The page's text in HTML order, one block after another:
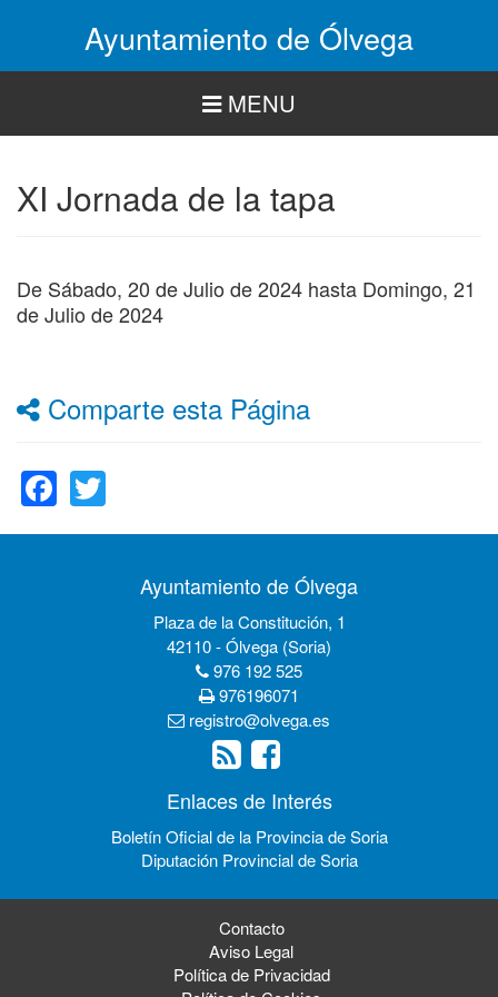
Ayuntamiento de Ólvega
MENU
XI Jornada de la tapa
De Sábado, 20 de Julio de 2024 hasta Domingo, 21
de Julio de 2024
Comparte esta Página
Facebook
Ayuntamiento de Ólvega
Plaza de la Constitución, 1
42110 - Ólvega (Soria)
976 192 525
976196071
registro@olvega.es
Enlaces de Interés
Boletín Oficial de la Provincia de Soria
Diputación Provincial de Soria
Contacto
Aviso Legal
Política de Privacidad